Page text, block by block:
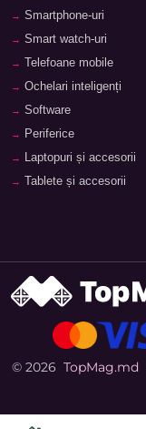
Smartphone-uri
Smart watch-uri
Telefoane mobile
Ochelari inteligenți
Software
Periferice
Laptopuri și accesorii
Tablete și accesorii
© 2026 TopMag.md